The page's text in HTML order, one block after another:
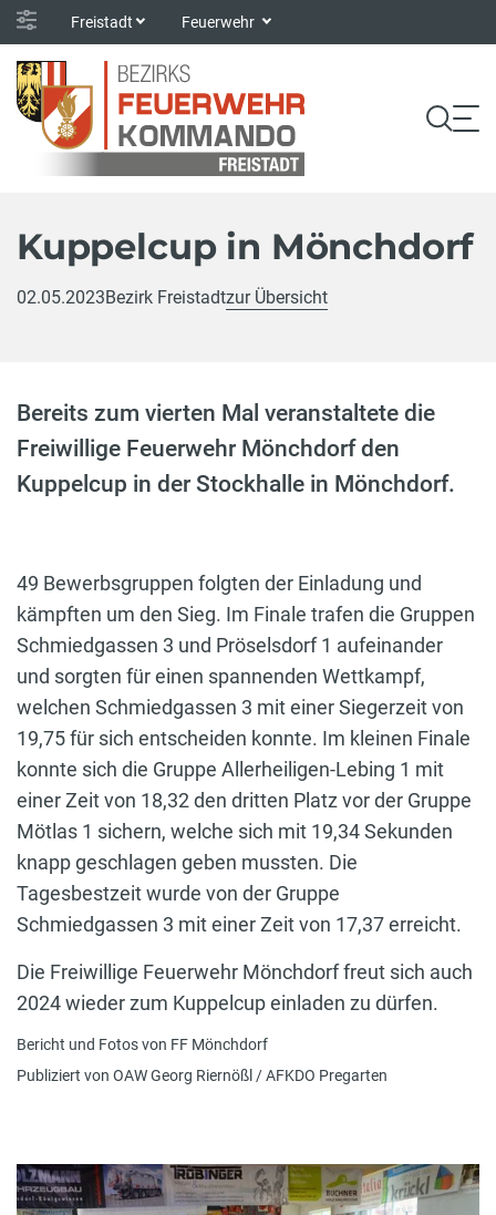
Freistadt Feuerwehr
Kuppelcup in Mönchdorf
02.05.2023Bezirk Freistadtzur Übersicht
Bereits zum vierten Mal veranstaltete die
Freiwillige Feuerwehr Mönchdorf den
Kuppelcup in der Stockhalle in Mönchdorf.
49 Bewerbsgruppen folgten der Einladung und
kämpften um den Sieg. Im Finale trafen die Gruppen
Schmiedgassen 3 und Pröselsdorf 1 aufeinander
und sorgten für einen spannenden Wettkampf,
welchen Schmiedgassen 3 mit einer Siegerzeit von
19,75 für sich entscheiden konnte. Im kleinen Finale
konnte sich die Gruppe Allerheiligen-Lebing 1 mit
einer Zeit von 18,32 den dritten Platz vor der Gruppe
Mötlas 1 sichern, welche sich mit 19,34 Sekunden
knapp geschlagen geben mussten. Die
Tagesbestzeit wurde von der Gruppe
Schmiedgassen 3 mit einer Zeit von 17,37 erreicht.
Die Freiwillige Feuerwehr Mönchdorf freut sich auch
2024 wieder zum Kuppelcup einladen zu dürfen.
Bericht und Fotos von FF Mönchdorf
Publiziert von OAW Georg Riernößl / AFKDO Pregarten